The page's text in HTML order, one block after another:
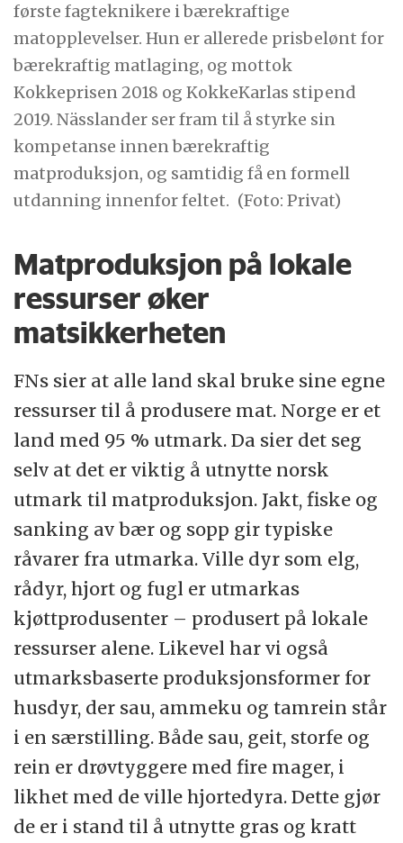
første fagteknikere i bærekraftige
matopplevelser. Hun er allerede prisbelønt for
bærekraftig matlaging, og mottok
Kokkeprisen 2018 og KokkeKarlas stipend
2019. Nässlander ser fram til å styrke sin
kompetanse innen bærekraftig
matproduksjon, og samtidig få en formell
utdanning innenfor feltet. (Foto: Privat)
Matproduksjon på lokale
ressurser øker
matsikkerheten
FNs sier at alle land skal bruke sine egne
ressurser til å produsere mat. Norge er et
land med 95 % utmark. Da sier det seg
selv at det er viktig å utnytte norsk
utmark til matproduksjon. Jakt, fiske og
sanking av bær og sopp gir typiske
råvarer fra utmarka. Ville dyr som elg,
rådyr, hjort og fugl er utmarkas
kjøttprodusenter – produsert på lokale
ressurser alene. Likevel har vi også
utmarksbaserte produksjonsformer for
husdyr, der sau, ammeku og tamrein står
i en særstilling. Både sau, geit, storfe og
rein er drøvtyggere med fire mager, i
likhet med de ville hjortedyra. Dette gjør
de er i stand til å utnytte gras og kratt